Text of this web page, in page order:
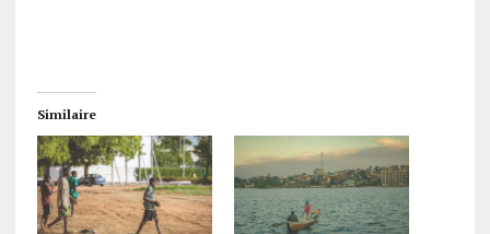
Similaire